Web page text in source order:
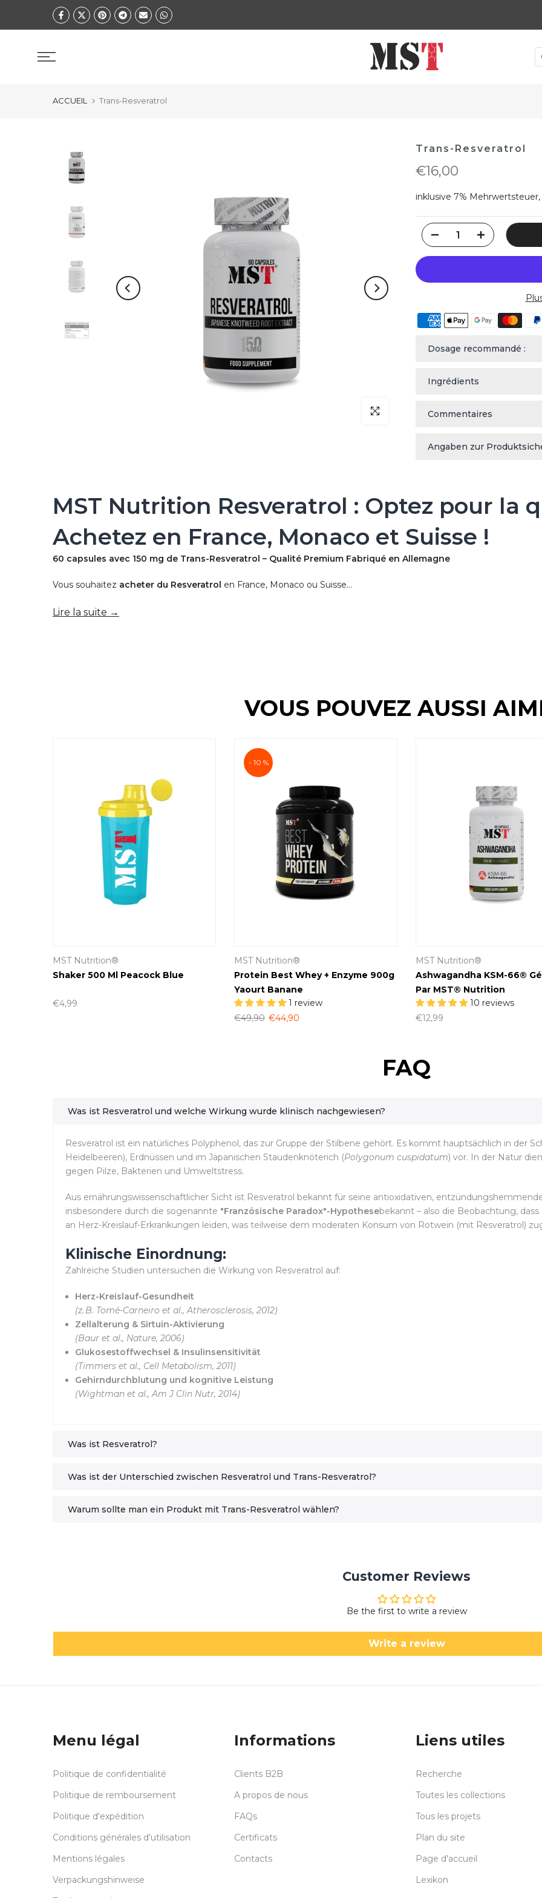
ACCUEIL Trans-Resveratrol
klicken um zu vergrößern
Trans-Resveratrol
€16,00
inklusive 7%
Dosage recommandé :
Ingrédients
Commentaires
Angaben zur
MST Nutrition Resveratrol : Optez pour la
Achetez en France, Monaco et Suisse !
60 capsules avec 150 mg de Trans-Resveratrol – Qualité Premium Fabriqué en Allemagne
Vous souhaitez acheter du Resveratrol en France, Monaco ou Suisse...
Lire la suite →
VOUS POUVEZ AUSSI
MST Nutrition®
Ashwagandha KSM-66®
Par MST® Nutrition
10 reviews
€12,99
MST Nutrition®
Shaker 500 Ml Peacock Blue
€4,99
- 10 %
MST Nutrition®
Protein Best Whey + Enzyme 900g
Yaourt Banane
1 review
€49,90 €44,90
FAQ
Was ist Resveratrol und welche Wirkung wurde klinisch nachgewiesen?
Resveratrol ist ein natürliches Polyphenol, das zur Gruppe der Stilbene gehört. Es kommt hauptsächlich in der
Heidelbeeren), Erdnüssen und im Japanischen Staudenknöterich (Polygonum cuspidatum) vor. In der Natur
gegen Pilze, Bakterien und Umweltstress.
Aus ernährungswissenschaftlicher Sicht ist Resveratrol bekannt für seine antioxidativen,
insbesondere durch die sogenannte "Französische Paradox"-Hypothesebekannt – also die Beobachtung,
an Herz-Kreislauf-Erkrankungen leiden, was teilweise dem moderaten Konsum von Rotwein (mit Resveratrol)
Klinische Einordnung:
Zahlreiche Studien untersuchen die Wirkung von Resveratrol auf:
Herz-Kreislauf-Gesundheit
(z. B. Tomé-Carneiro et al., Atherosclerosis, 2012)
Zellalterung & Sirtuin-Aktivierung
(Baur et al., Nature, 2006)
Glukosestoffwechsel & Insulinsensitivität
(Timmers et al., Cell Metabolism, 2011)
Gehirndurchblutung und kognitive Leistung
(Wightman et al., Am J Clin Nutr, 2014)
Was ist Resveratrol?
Was ist der Unterschied zwischen Resveratrol und Trans-Resveratrol?
Warum sollte man ein Produkt mit Trans-Resveratrol wählen?
Customer Reviews
Be the first to write a review
Write a review
Menu légal
Politique de confidentialité
Politique de remboursement
Politique d'expédition
Conditions générales d'utilisation
Mentions légales
Verpackungshinweise
Informations
Clients B2B
A propos de nous
FAQs
Certificats
Contacts
Liens utiles
Recherche
Toutes les collections
Tous les projets
Plan du site
Page d'accueil
Lexikon